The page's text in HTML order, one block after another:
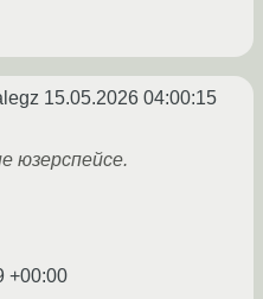
15.05.2026 04:00:15
юзерспейсе.
+00:00